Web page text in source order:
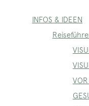
INFOS & IDEEN